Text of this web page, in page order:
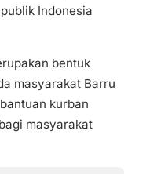
Indonesia
bentuk
masyarakat Barru
kurban
masyarakat